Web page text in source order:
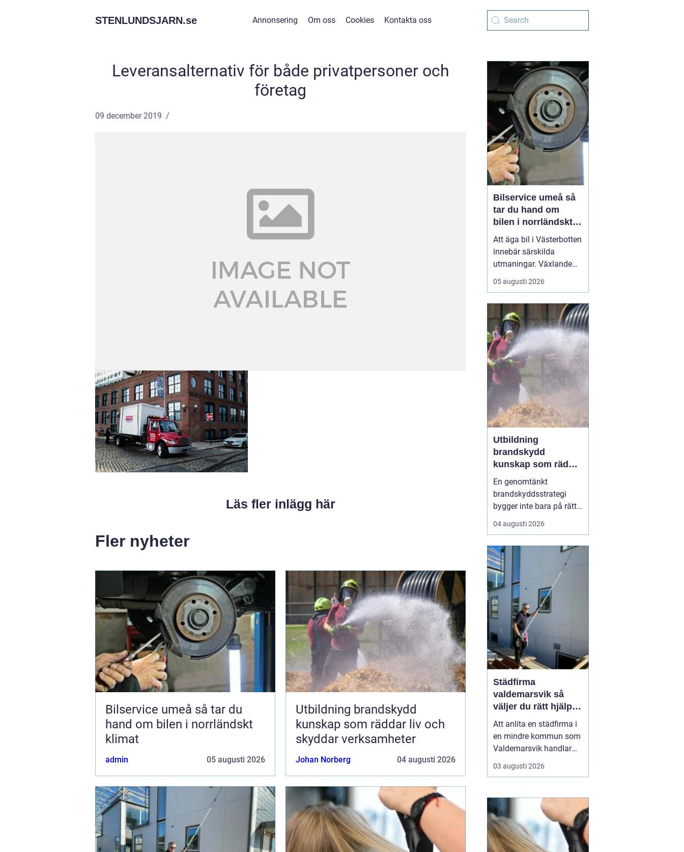
STENLUNDSJARN.se Annonsering Om oss Cookies Kontakta oss
Leveransalternativ för både privatpersoner och
företag
09 december 2019
Läs fler inlägg här
Fler nyheter
Bilservice umeå så tar du
hand om bilen i norrländskt
klimat
admin 05 augusti 2026
Utbildning brandskydd
kunskap som räddar liv och
skyddar verksamheter
Johan Norberg 04 augusti 2026
Bilservice umeå så
tar du hand om
bilen i norrländskt
klimat
Att äga bil i Västerbotten
innebär särskilda
utmaningar. Växlande
temperaturer, vägsalt,
grus, snöslask och långa
både lack, underrede och
teknik. Många bilägare
söker därför
05 augusti 2026
Utbildning
brandskydd
kunskap som räddar
liv och skyddar
verksamheter
En genomtänkt
brandskyddsstrategi
bygger inte bara på rätt
produkter och
installationer. Den
människor som vet vad
de gör. När ansvariga i
bygg- och
fastighetsbranschen får
rätt kunskap om
brandskydd minskar
risken för fel som ...
04 augusti 2026
Städfirma
valdemarsvik så
väljer du rätt hjälp
för hem och företag
Att anlita en städfirma i
en mindre kommun som
Valdemarsvik handlar
om mer än bara rena
golv och dammfria
familjer och företag är
städningen en pusselbit
som avgör hur vardagen
fungerar. En bra
städpartner frigör tid,
03 augusti 2026